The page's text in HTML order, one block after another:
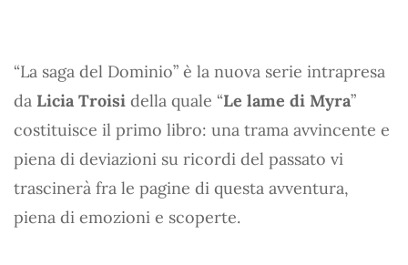
“La saga del Dominio” è la nuova serie intrapresa
da Licia Troisi della quale “Le lame di Myra”
costituisce il primo libro: una trama avvincente e
piena di deviazioni su ricordi del passato vi
trascinerà fra le pagine di questa avventura,
piena di emozioni e scoperte.